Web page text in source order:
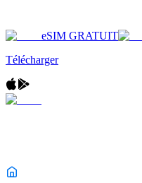
eSIM GRATUIT
Télécharger